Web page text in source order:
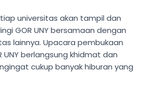
universitas akan tampil dan
GOR UNY bersamaan dengan
lainnya. Upacara pembukaan
UNY berlangsung khidmat dan
cukup banyak hiburan yang